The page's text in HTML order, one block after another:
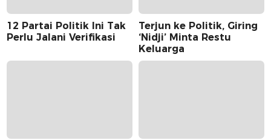
12 Partai Politik Ini Tak
Perlu Jalani Verifikasi
Terjun ke Politik, Giring
‘Nidji’ Minta Restu
Keluarga